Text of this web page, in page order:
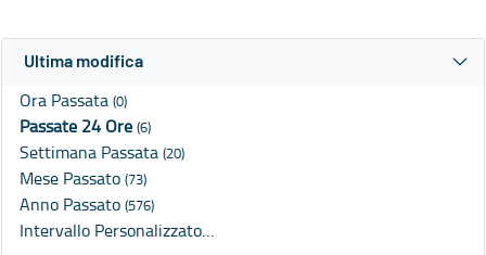
Ultima modifica
Ora Passata (0)
Passate 24 Ore (6)
Settimana Passata (20)
Mese Passato (73)
Anno Passato (576)
Intervallo Personalizzato…